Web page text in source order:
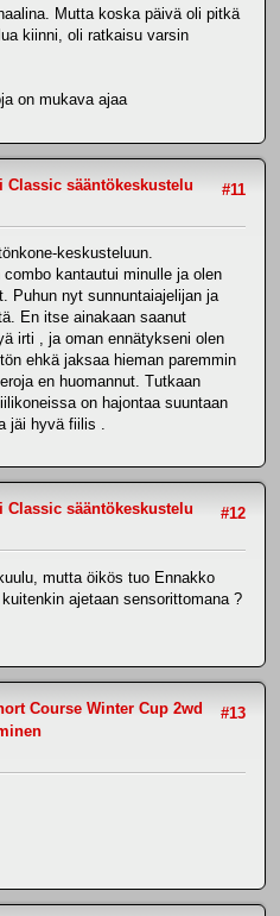
Mutta koska päivä oli pitkä
kiinni, oli ratkaisu varsin
on mukava ajaa
#11
Classic sääntökeskustelu
keskusteluun.
kantautui minulle ja olen
Puhun nyt sunnuntaiajelijan ja
En itse ainakaan saanut
irti , ja oman ennätykseni olen
ehkä jaksaa hieman paremmin
en huomannut. Tutkaan
on hajontaa suuntaan
jäi hyvä fiilis .
#12
Classic sääntökeskustelu
mutta öikös tuo Ennakko
ajetaan sensorittomana ?
#13
Course Winter Cup 2wd